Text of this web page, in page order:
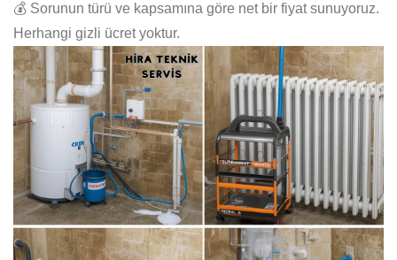
💰 Sorunun türü ve kapsamına göre net bir fiyat sunuyoruz.
Herhangi gizli ücret yoktur.